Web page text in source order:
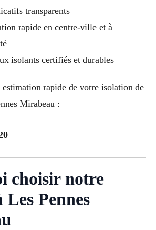
transparents
rapide en centre-ville et à
isolants certifiés et durables
rapide de votre isolation de
Mirabeau :
choisir notre
Les Pennes